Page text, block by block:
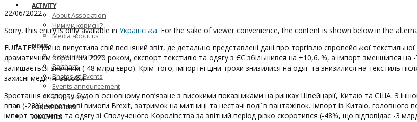
ACTIVITY
About Association
Чим ми корисні?
Media about us
NEWS
Association news
Partners
Photos of Events
Events announcement
#27 (no title)
FOR EXPORTERS
ANALYTICS
22/06/2022
Sorry, this entry is only available in Українська. For the sake of viewer convenience, the content is shown below in the
EURATEX щойно випустила свій весняний звіт, де детально представлені дані про торгівлю європейської
драматичним коронним 2020 роком, експорт текстилю та одягу з ЄС збільшився на +10,6. %, а імпорт зменшився на
залишається значним (-48 млрд євро). Крім того, імпортні ціни трохи знизилися на одяг та знизилися на текстиль
захисні медичні засоби.
Зростання експорту було в основному пов’язане з високими показниками на ринках Швейцарії, Китаю та США. З
впав (-23%) через нові вимоги Brexit, затримок на митниці та нестачі водіїв вантажівок. Імпорт із Китаю,
імпорт текстилю та одягу зі Сполученого Королівства за звітний період різко скоротився (-48%, що відповідає -3